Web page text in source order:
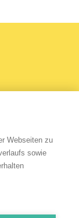
Webseiten zu
sowie